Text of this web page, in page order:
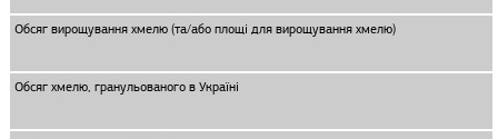
Обсяг вирощування хмелю (та/або площі для вирощування хмелю)
Обсяг хмелю, гранульованого в Україні